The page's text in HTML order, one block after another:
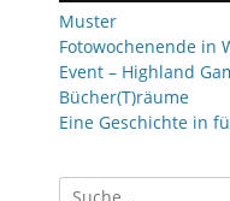
Muster
Fotowochenende in
Event – Highland
Bücher(T)räume
Eine Geschichte in
Suchen